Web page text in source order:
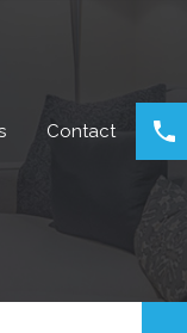
Contact